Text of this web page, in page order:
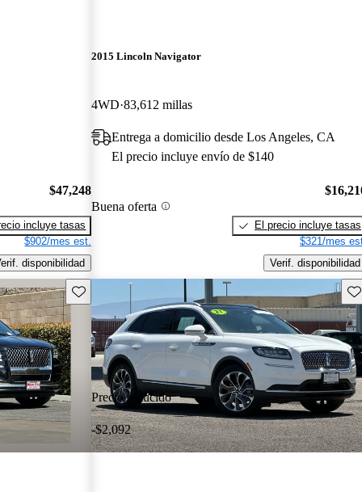
$47,248
incluye tasas
$902/mes est.
disponibilidad
2015 Lincoln Navigator
4WD 83,612 millas
Entrega a domicilio desde Los Angeles, CA
El precio incluye envío de $140
Buena oferta
El precio incluye tasas
$321/mes
Verif. disponibilidad
Guarda este Aviso
Precio reducido
-$2,092